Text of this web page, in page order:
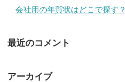
会社用の年賀状はどこで探す？
最近のコメント
アーカイブ